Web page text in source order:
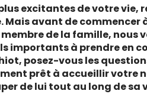
excitantes de votre vie,
Mais avant de commencer
de la famille, nous
importants à prendre en
posez-vous les
prêt à accueillir votre
de lui tout au long de sa